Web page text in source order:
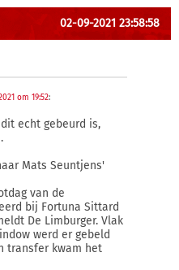
02-09-2021 23:58:58
om 19:52:
echt gebeurd is,
Mats Seuntjens'
van de
bij Fortuna Sittard
De Limburger. Vlak
werd er gebeld
transfer kwam het